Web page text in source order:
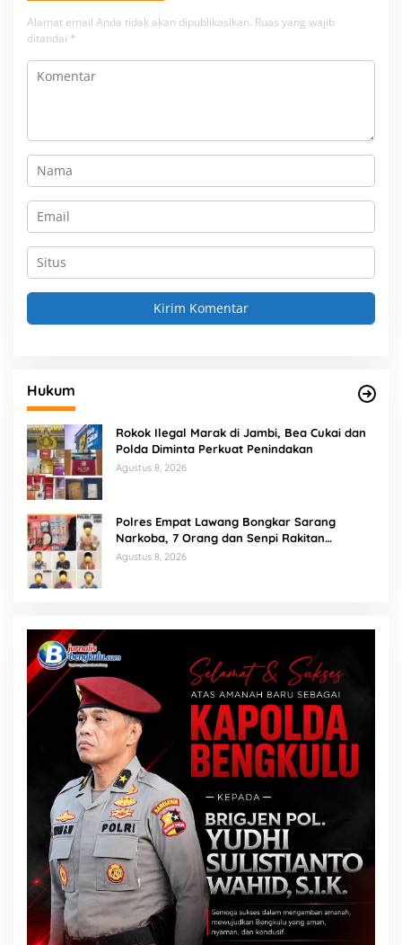
Alamat email Anda tidak akan dipublikasikan. Ruas yang wajib
ditandai *
Hukum
Rokok Ilegal Marak di Jambi, Bea Cukai dan
Polda Diminta Perkuat Penindakan
Agustus 8, 2026
Polres Empat Lawang Bongkar Sarang
Narkoba, 7 Orang dan Senpi Rakitan
Diamankan
Agustus 8, 2026